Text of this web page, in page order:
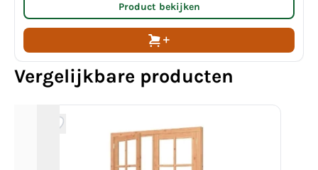
Product bekijken
Vergelijkbare producten